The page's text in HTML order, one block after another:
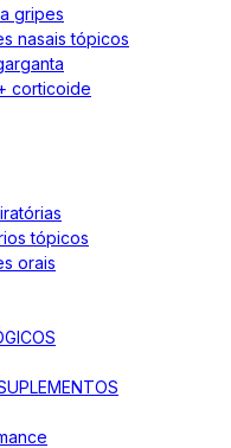
gripes
nasais tópicos
corticoide
tópicos
orais